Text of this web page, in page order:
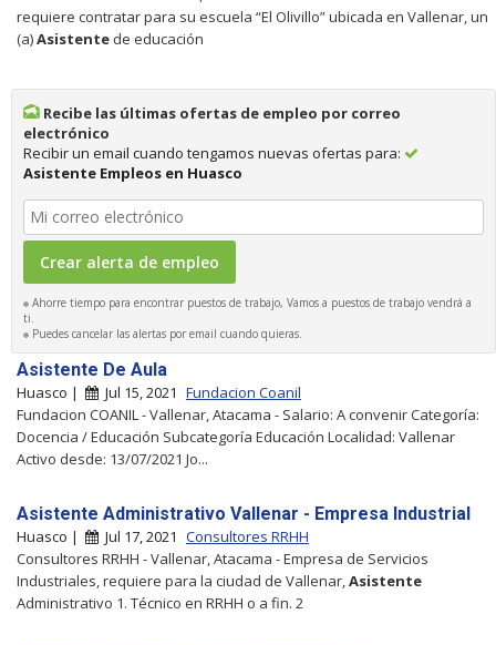
requiere contratar para su escuela “El Olivillo” ubicada en Vallenar, un
(a)Asistente de educación
Recibe las últimas ofertas de empleo por correo
electrónico
Recibir un email cuando tengamos nuevas ofertas para:
Asistente Empleos en Huasco
Ahorre tiempo para encontrar puestos de trabajo, Vamos a puestos de trabajo vendrá a
ti.
Puedes cancelar las alertas por email cuando quieras.
Asistente De Aula
Huasco | Jul 15, 2021 Fundacion Coanil
Fundacion COANIL - Vallenar, Atacama - Salario: A convenir Categoría:
Docencia / Educación Subcategoría Educación Localidad: Vallenar
Activo desde: 13/07/2021 Jo...
Asistente Administrativo Vallenar - Empresa Industrial
Huasco | Jul 17, 2021 Consultores RRHH
Consultores RRHH - Vallenar, Atacama - Empresa de Servicios
Industriales, requiere para la ciudad de Vallenar, Asistente
Administrativo 1. Técnico en RRHH o a fin. 2